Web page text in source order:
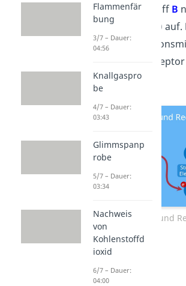
Reduktion
Stoff B
Elektronen (
)
ihn als
= empfangen).
Oxidation und
Flammenfär
bung
3/7 – Dauer:
04:56
Knallgaspro
be
4/7 – Dauer:
03:43
Glimmspanp
robe
5/7 – Dauer:
03:34
Nachweis
von
Kohlenstoffd
ioxid
6/7 – Dauer:
04:00